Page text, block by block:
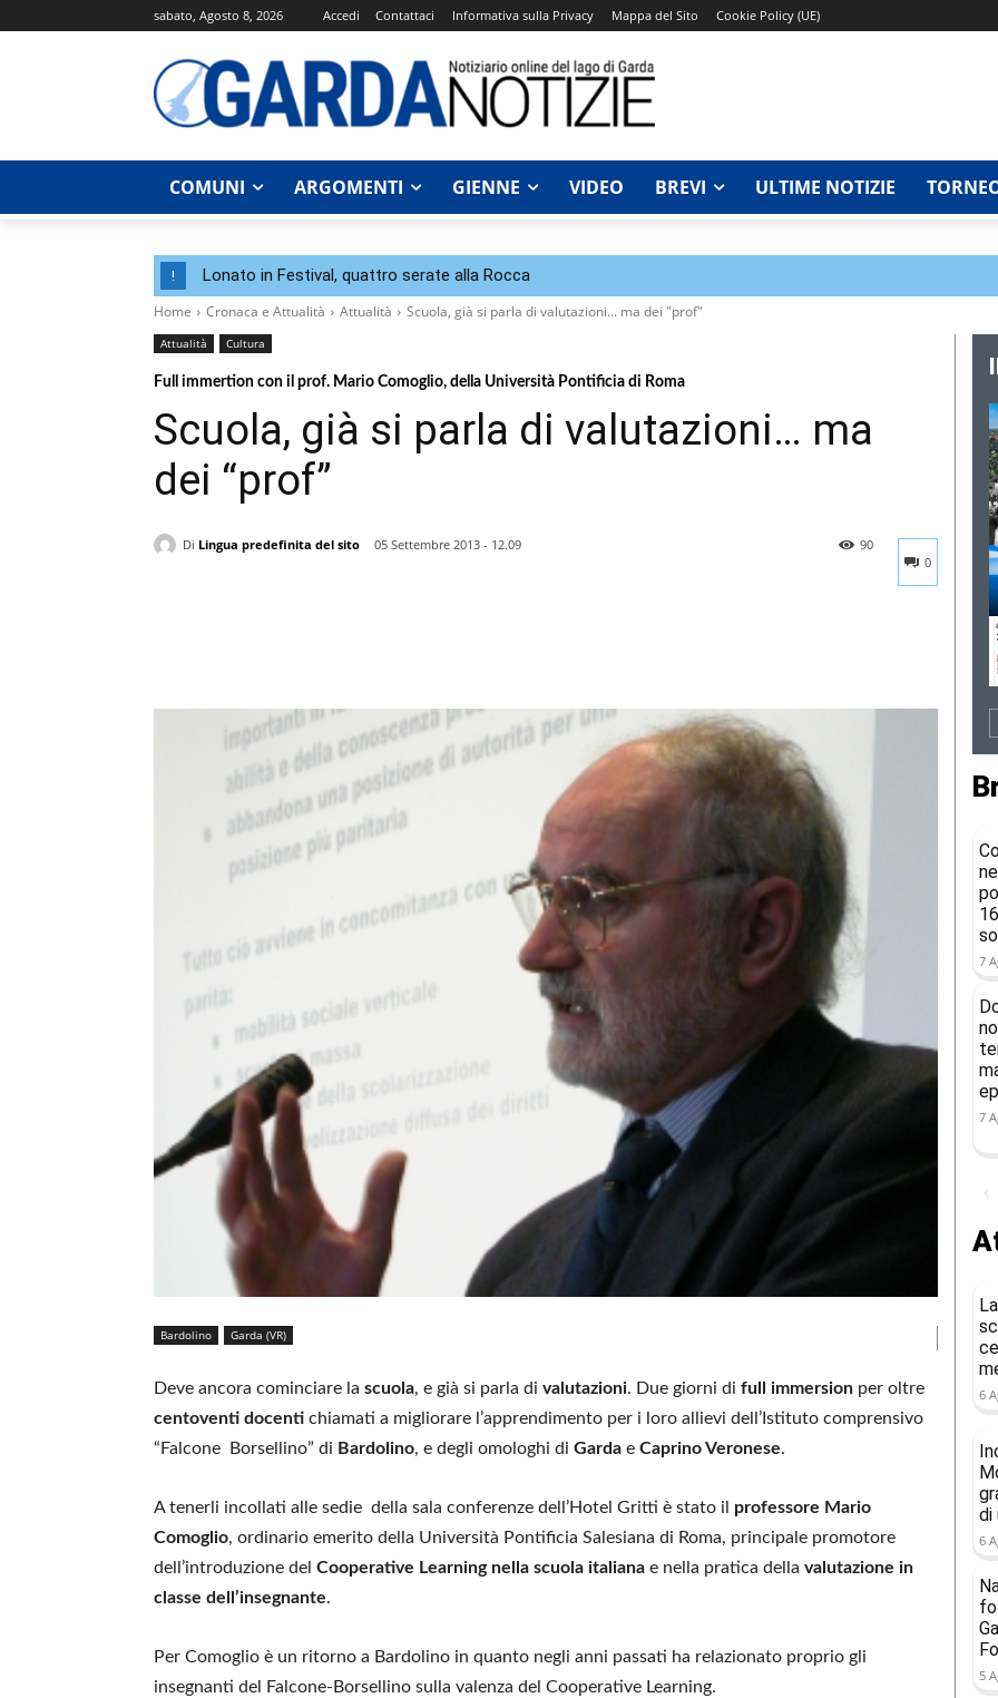
sabato, Agosto 8, 2026 Accedi Contattaci Informativa sulla Privacy Mappa del Sito Cookie Policy (UE)
COMUNI ARGOMENTI GIENNE VIDEO BREVI ULTIME NOTIZIE
! Lonato in Festival, quattro serate alla Rocca
Home Cronaca e Attualità Attualità Scuola, già si parla di valutazioni... ma dei "prof"
Attualità Cultura
Full immertion con il prof. Mario Comoglio, della Università Pontificia di Roma
Scuola, già si parla di valutazioni… ma
dei “prof”
Di Lingua predefinita del sito
05 Settembre 2013 - 12.09
0
90
Bardolino Garda (VR)
Deve ancora cominciare la scuola, e già si parla di valutazioni. Due giorni di full immersion per oltre
centoventi docenti chiamati a migliorare l’apprendimento per i loro allievi dell’Istituto comprensivo
“Falcone Borsellino” di Bardolino, e degli omologhi di Garda e Caprino Veronese.
A tenerli incollati alle sedie della sala conferenze dell’Hotel Gritti è stato il professore Mario
Comoglio, ordinario emerito della Università Pontificia Salesiana di Roma, principale promotore
dell’introduzione del Cooperative Learning nella scuola italiana e nella pratica della valutazione in
classe dell’insegnante.
Per Comoglio è un ritorno a Bardolino in quanto negli anni passati ha relazionato proprio gli
insegnanti del Falcone-Borsellino sulla valenza del Cooperative Learning.
7
7
6
di
6
5